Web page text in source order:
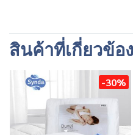
สินค้าที่เกี่ยวข้อง
-30%